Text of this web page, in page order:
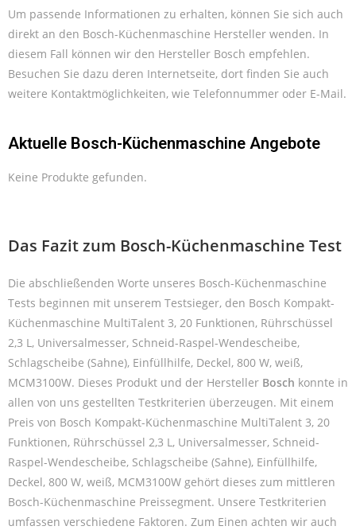
Um passende Informationen zu erhalten, können Sie sich auch
direkt an den Bosch-Küchenmaschine Hersteller wenden. In
diesem Fall können wir den Hersteller Bosch empfehlen.
Besuchen Sie dazu deren Internetseite, dort finden Sie auch
weitere Kontaktmöglichkeiten, wie Telefonnummer oder E-Mail.
Aktuelle Bosch-Küchenmaschine Angebote
Keine Produkte gefunden.
Das Fazit zum Bosch-Küchenmaschine Test
Die abschließenden Worte unseres Bosch-Küchenmaschine
Tests beginnen mit unserem Testsieger, den Bosch Kompakt-
Küchenmaschine MultiTalent 3, 20 Funktionen, Rührschüssel
2,3 L, Universalmesser, Schneid-Raspel-Wendescheibe,
Schlagscheibe (Sahne), Einfüllhilfe, Deckel, 800 W, weiß,
MCM3100W. Dieses Produkt und der Hersteller Bosch konnte in
allen von uns gestellten Testkriterien überzeugen. Mit einem
Preis von Bosch Kompakt-Küchenmaschine MultiTalent 3, 20
Funktionen, Rührschüssel 2,3 L, Universalmesser, Schneid-
Raspel-Wendescheibe, Schlagscheibe (Sahne), Einfüllhilfe,
Deckel, 800 W, weiß, MCM3100W gehört dieses zum mittleren
Bosch-Küchenmaschine Preissegment. Unsere Testkriterien
umfassen verschiedene Faktoren. Zum Einen achten wir auch